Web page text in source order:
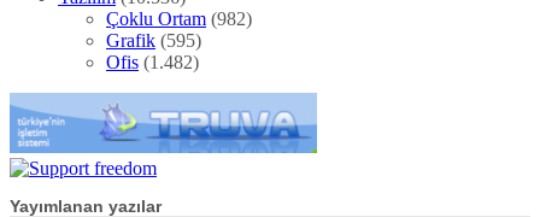
Çoklu Ortam (982)
Grafik (595)
Ofis (1.482)
Yayımlanan yazılar